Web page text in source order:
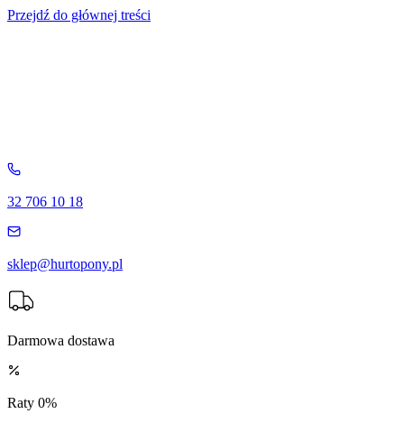
Przejdź do głównej treści
32 706 10 18
sklep@hurtopony.pl
Darmowa dostawa
Raty 0%